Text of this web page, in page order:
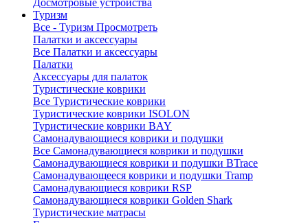
Досмотровые устройства
Туризм
Все - Туризм Просмотреть
Палатки и аксессуары
Все Палатки и аксессуары
Палатки
Аксессуары для палаток
Туристические коврики
Все Туристические коврики
Туристические коврики ISOLON
Туристические коврики BAY
Самонадувающиеся коврики и подушки
Все Самонадувающиеся коврики и подушки
Самонадувающиеся коврики и подушки BTrace
Самонадувающееся коврики и подушки Tramp
Самонадувающиеся коврики RSP
Самонадувающиеся коврики Golden Shark
Туристические матрасы